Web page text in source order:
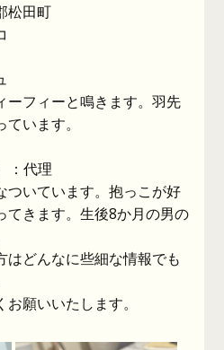
松田町
ーフィーと鳴きます。羽先
います。
：代理
ついています。抱っこが好
てきます。生後8か月の男の
はどんなに些細な情報でも
願いいたします。